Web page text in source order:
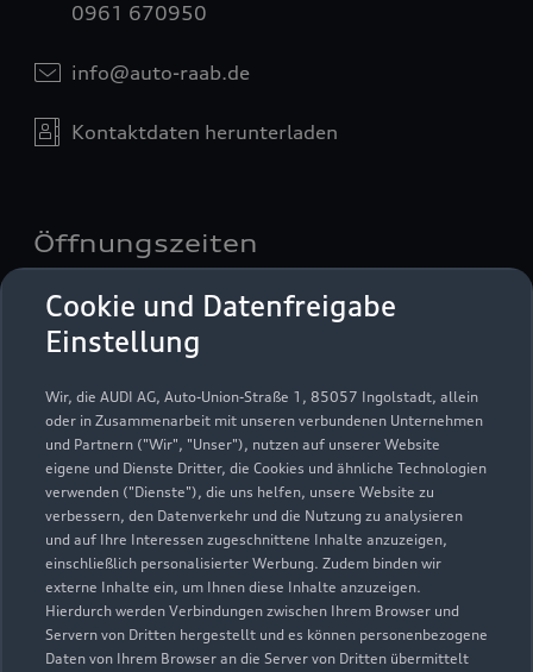
Cookie und Datenfreigabe
Einstellung
Wir, die AUDI AG, Auto-Union-Straße 1, 85057 Ingolstadt, allein
oder in Zusammenarbeit mit unseren verbundenen Unternehmen
und Partnern ("Wir", "Unser"), nutzen auf unserer Website
eigene und Dienste Dritter, die Cookies und ähnliche Technologien
verwenden ("Dienste"), die uns helfen, unsere Website zu
verbessern, den Datenverkehr und die Nutzung zu analysieren
und auf Ihre Interessen zugeschnittene Inhalte anzuzeigen,
einschließlich personalisierter Werbung. Zudem binden wir
externe Inhalte ein, um Ihnen diese Inhalte anzuzeigen.
Hierdurch werden Verbindungen zwischen Ihrem Browser und
Servern von Dritten hergestellt und es können personenbezogene
Daten von Ihrem Browser an die Server von Dritten übermittelt
0961 670950
info@auto-raab.de
Kontaktdaten herunterladen
Öffnungszeiten
Verkauf
Geöffnet bis18:00
Service
Geöffnet bis17:00
Teile- & Zubehörverkauf
Geöffnet bis17:30